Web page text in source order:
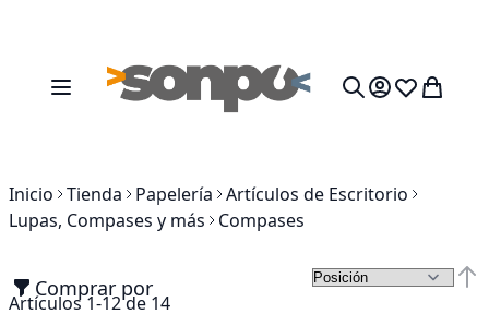
Toggle Nav Mi cesta
Inicio Tienda Papelería Artículos de Escritorio
Lupas, Compases y más
Compases
Comprar por
Artículos1-12de14